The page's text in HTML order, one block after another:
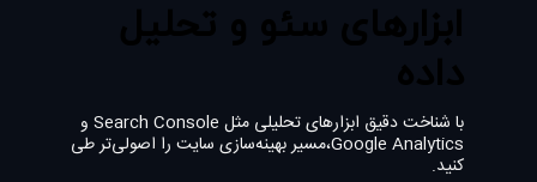
با شناخت دقیق ابزارهای تحلیلی مثل Search Console و
Google Analytics،مسیر بهینه‌سازی سایت را اصولی‌تر طی
کنید.